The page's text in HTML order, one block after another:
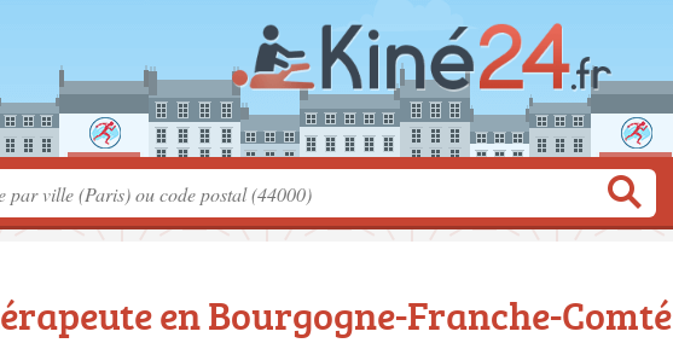
en Bourgogne-Franche-Comté